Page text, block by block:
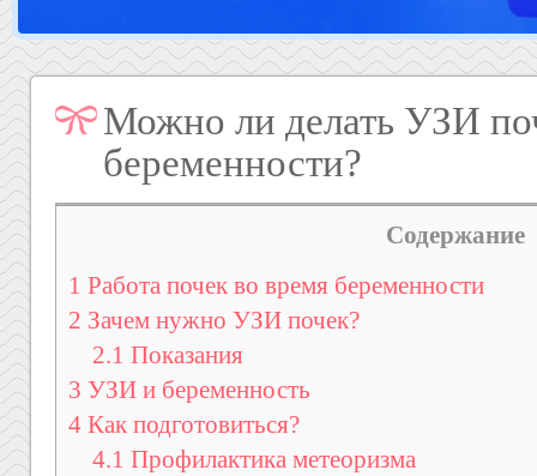
Можно ли делать УЗИ
беременности?
Содержание
1 Работа почек во время беременности
2 Зачем нужно УЗИ почек?
2.1 Показания
3 УЗИ и беременность
4 Как подготовиться?
4.1 Профилактика метеоризма